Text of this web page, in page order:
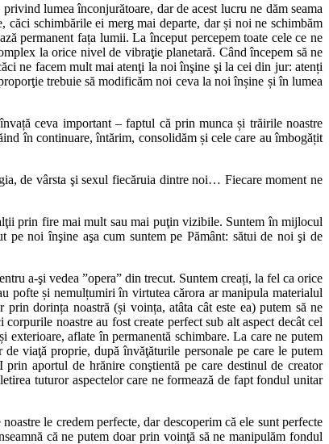
lumea înconjurătoare, dar de acest lucru ne dăm seama
schimbările ei merg mai departe, dar și noi ne schimbăm
permanent fața lumii. La început percepem toate cele ce ne
la orice nivel de vibraţie planetară. Când începem să ne
ne facem mult mai atenţi la noi înşine şi la cei din jur: atenți
trebuie să modificăm noi ceva la noi înșine și în lumea
ceva important – faptul că prin munca și trăirile noastre
în continuare, întărim, consolidăm și cele care au îmbogățit
de vârsta şi sexul fiecăruia dintre noi… Fiecare moment ne
prin fire mai mult sau mai puţin vizibile. Suntem în mijlocul
noi înşine aşa cum suntem pe Pământ: sătui de noi şi de
a-şi vedea ”opera” din trecut. Suntem creați, la fel ca orice
pofte și nemulțumiri în virtutea cărora ar manipula materialul
dorința noastră (și voința, atâta cât este ea) putem să ne
noastre au fost create perfect sub alt aspect decât cel
exterioare, aflate în permanentă schimbare. La care ne putem
viaţă proprie, după învăţăturile personale pe care le putem
aportul de hrănire conştientă pe care destinul de creator
tuturor aspectelor care ne formează de fapt fondul unitar
le credem perfecte, dar descoperim că ele sunt perfecte
că ne putem doar prin voinţă să ne manipulăm fondul